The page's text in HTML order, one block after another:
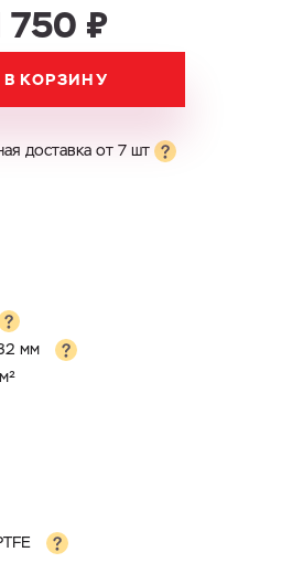
обработкуперсональных данных
ОТПРАВИТЬ
огранизации (любой формат, макс. 20
обработку
750 ₽
В КОРЗИНУ
доставка от 7 шт
мм